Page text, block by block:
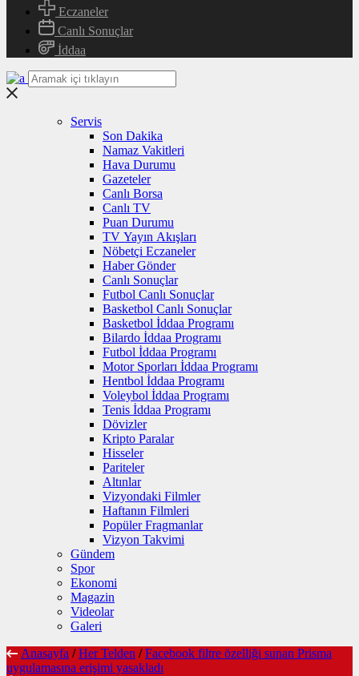
Eczaneler
Canlı Sonuçlar
İddaa
Servis
Son Dakika
Namaz Vakitleri
Hava Durumu
Gazeteler
Canlı Borsa
Canlı TV
Puan Durumu
TV Yayın Akışları
Nöbetçi Eczaneler
Haber Gönder
Canlı Sonuçlar
Futbol Canlı Sonuçlar
Basketbol Canlı Sonuçlar
Basketbol İddaa Programı
Bilardo İddaa Programı
Futbol İddaa Programı
Motor Sporları İddaa Programı
Hentbol İddaa Programı
Voleybol İddaa Programı
Tenis İddaa Programı
Dövizler
Kripto Paralar
Hisseler
Pariteler
Altınlar
Vizyondaki Filmler
Haftanın Filmleri
Popüler Fragmanlar
Vizyon Takvimi
Gündem
Spor
Ekonomi
Magazin
Videolar
Galeri
Anasayfa / Her Telden / Facebook filtre özelliği sunan Prisma
uygulamasına erişimi yasakladı